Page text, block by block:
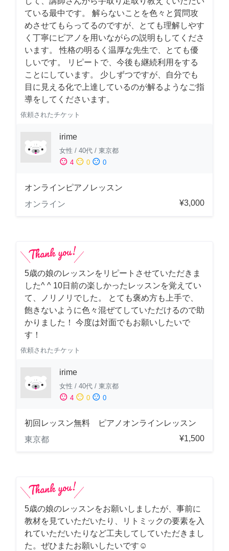
ている最中です。 解らないことを色々と質問攻
めさせてもらってるのですが、とても理解しやす
く丁寧にピアノを用いながらの説明もしてくださ
います。 性格の明るく温厚な先生で、とても優
しいです。 リピートで、今後も継続利用をする
ことにしています。 少しずつですが、自分でも
目に見える化で上達しているのが解るようなご指
導をしてくださいます。
依頼されたチケット
irime
女性 / 40代 / 東京都
sentiment_satisfied 4 sentiment_neutral 0 sentiment_dissatisfied 0
オンラインピアノレッスン
オンライン
¥3,000
5歳の娘のレッスンをリピートさせていただきま
した^ ^ 10日前の楽しかったレッスンを覚えてい
て、ノリノリでした。 とても褒め方も上手で、
飽きないように色々混ぜてしていただけるので助
かりました！ 今度は対面でもお願いしたいで
す！
依頼されたチケット
irime
女性 / 40代 / 東京都
sentiment_satisfied 4 sentiment_neutral 0 sentiment_dissatisfied 0
初回レッスン無料 ピアノオンラインレッスン
東京都
¥1,500
5歳の娘のレッスンをお願いしましたが、事前に
教材を見ていただいたり、リトミックの要素を入
れていただいたりなど工夫してしていただきまし
た。ぜひまたお願いしたいです☺️